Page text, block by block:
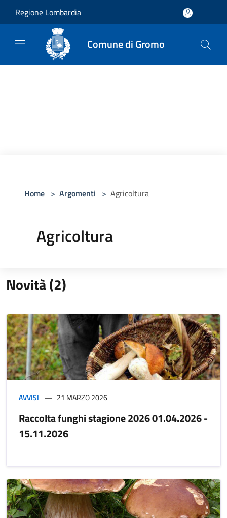
Regione Lombardia
Comune di Gromo
Home > Argomenti > Agricoltura
Agricoltura
Novità (2)
AVVISI 21 MARZO 2026
Raccolta funghi stagione 2026 01.04.2026 -
15.11.2026